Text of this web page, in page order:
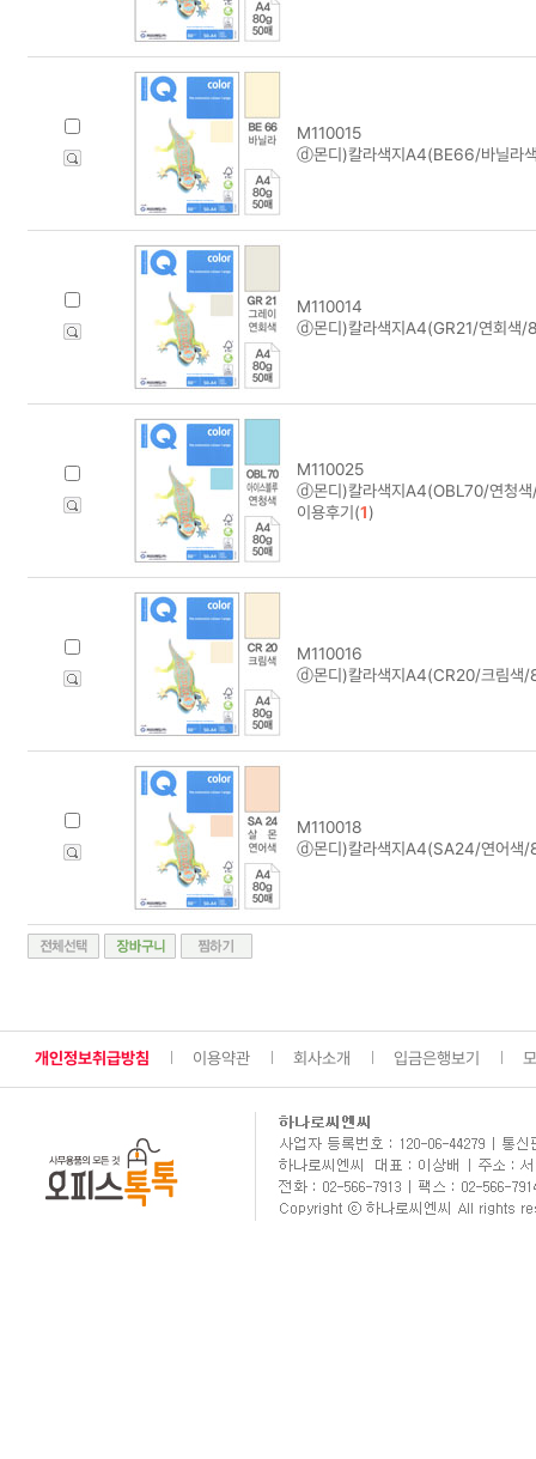
M110015
ⓓ몬디)칼라색지A4(BE66/바닐라
M110014
ⓓ몬디)칼라색지A4(GR21/연회색/
M110025
ⓓ몬디)칼라색지A4(OBL70/연청
이용후기(1)
M110016
ⓓ몬디)칼라색지A4(CR20/크림색
M110018
ⓓ몬디)칼라색지A4(SA24/연어색
개인정보취급방침 이용약관 회사소개 입금은행보기